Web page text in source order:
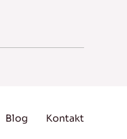
Blog Kontakt